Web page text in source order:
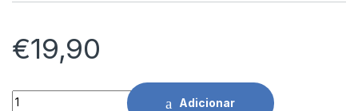
€19,90
Tinteiro Comp. Ricoh GC51K BK - 405862 quantidade
Adicionar